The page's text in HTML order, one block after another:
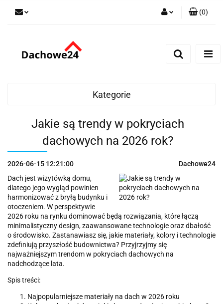
(0)
Kategorie
Jakie są trendy w pokryciach
dachowych na 2026 rok?
2026-06-15 12:21:00
Dachowe24
Dach jest wizytówką domu,
dlatego jego wygląd powinien
harmonizować z bryłą budynku i
otoczeniem. W perspektywie
2026 roku na rynku dominować będą rozwiązania, które łączą
minimalistyczny design, zaawansowane technologie oraz dbałość
o środowisko. Zastanawiasz się, jakie materiały, kolory i technologie
zdefiniują przyszłość budownictwa? Przyjrzyjmy się
najważniejszym trendom w pokryciach dachowych na
nadchodzące lata.
Spis treści:
Najpopularniejsze materiały na dach w 2026 roku